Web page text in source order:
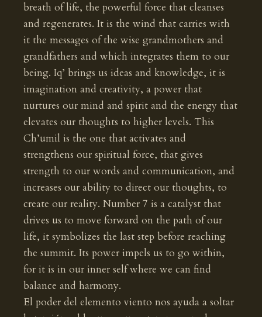
breath of life, the powerful force that cleanses
and regenerates. It is the wind that carries with
it the messages of the wise grandmothers and
grandfathers and which integrates them to our
being. Iq’ brings us ideas and knowledge, it is
imagination and creativity, a power that
nurtures our mind and spirit and the energy that
elevates our thoughts to higher levels. This
Ch’umil is the one that activates and
strengthens our spiritual force, that gives
strength to our words and communication, and
increases our ability to direct our thoughts, to
create our reality. Number 7 is a catalyst that
drives us to move forward on the path of our
life, it symbolizes the last step before reaching
the summit. Its power impels us to go within,
for it is in our inner self where we can find
balance and harmony.
El poder del elemento viento nos ayuda a soltar